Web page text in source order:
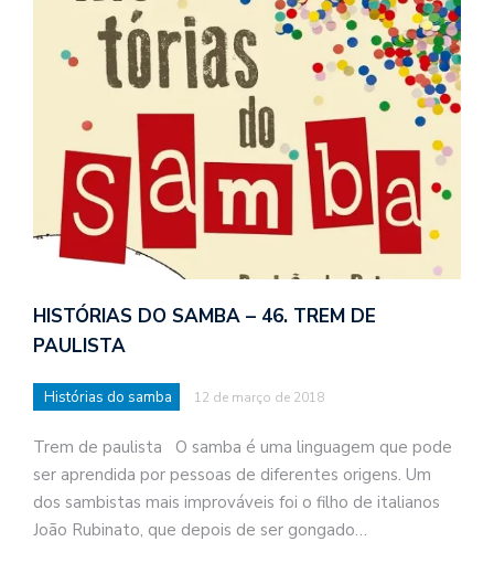
HISTÓRIAS DO SAMBA – 46. TREM DE
PAULISTA
Histórias do samba 12 de março de 2018
Trem de paulista O samba é uma linguagem que pode
ser aprendida por pessoas de diferentes origens. Um
dos sambistas mais improváveis foi o filho de italianos
João Rubinato, que depois de ser gongado…